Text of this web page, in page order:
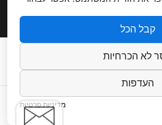
גלריה מגזין
הצהרת נגישות
Copyright © 2025 Lawrence.
קבל הכל
לא הכרחיות
העדפות
מדיניות פרטיות